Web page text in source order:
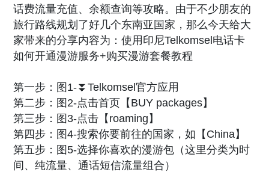
话费流量充值、余额查询等攻略。由于不少朋友的
旅行路线规划了好几个东南亚国家，那么今天给大
家带来的分享内容为：使用印尼Telkomsel电话卡
如何开通漫游服务+购买漫游套餐教程
第一步：图1-⏬Telkomsel官方应用
第二步：图2-点击首页【BUY packages】
第三步：图3-点击【roaming】
第四步：图4-搜索你要前往的国家，如【China】
第五步：图5-选择你喜欢的漫游包（这里分类为时
间、纯流量、通话短信流量组合）